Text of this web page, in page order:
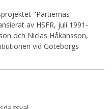
"Partiernas
av HSFR, juli 1991-
och Niclas Håkansson,
vid Göteborgs